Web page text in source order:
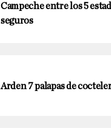
Campeche entre los 5
seguros
Arden 7 palapas de